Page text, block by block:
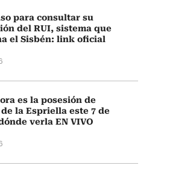
para consultar su
del RUI, sistema que
el Sisbén: link oficial
es la posesión de
la Espriella este 7 de
verla EN VIVO